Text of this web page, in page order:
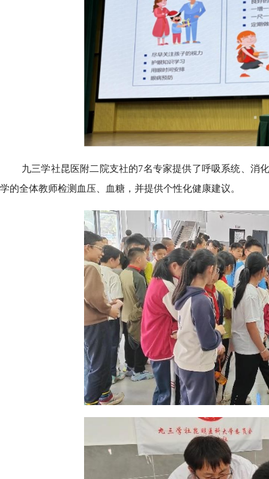
九三学社昆医附二院支社的7名专家提供了呼吸系统、消
学的全体教师检测血压、血糖，并提供个性化健康建议。